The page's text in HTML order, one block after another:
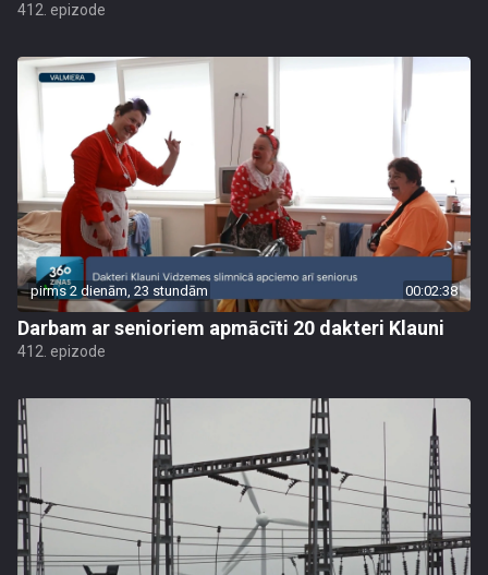
412. epizode
pirms 2 dienām, 23 stundām 00:02:38
Darbam ar senioriem apmācīti 20 dakteri Klauni
412. epizode